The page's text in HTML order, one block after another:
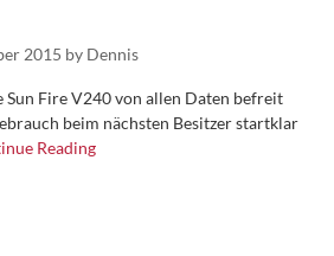
2015 by Dennis
Sun Fire V240 von allen Daten befreit
beim nächsten Besitzer startklar
Reading